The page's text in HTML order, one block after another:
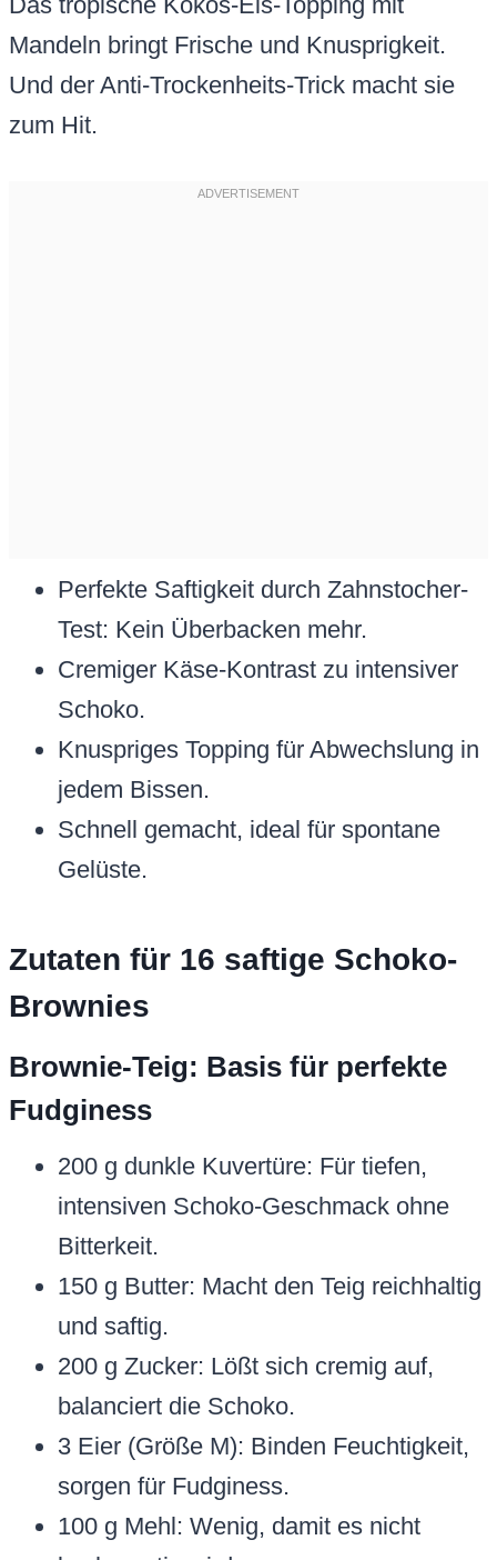
Mandeln bringt Frische und Knusprigkeit.
Und der Anti-Trockenheits-Trick macht sie
zum Hit.
Perfekte Saftigkeit durch Zahnstocher-
Test: Kein Überbacken mehr.
Cremiger Käse-Kontrast zu intensiver
Schoko.
Knuspriges Topping für Abwechslung in
jedem Bissen.
Schnell gemacht, ideal für spontane
Gelüste.
Zutaten für 16 saftige Schoko-
Brownies
Brownie-Teig: Basis für perfekte
Fudginess
200 g dunkle Kuvertüre: Für tiefen,
intensiven Schoko-Geschmack ohne
Bitterkeit.
150 g Butter: Macht den Teig reichhaltig
und saftig.
200 g Zucker: Lößt sich cremig auf,
balanciert die Schoko.
3 Eier (Größe M): Binden Feuchtigkeit,
sorgen für Fudginess.
100 g Mehl: Wenig, damit es nicht